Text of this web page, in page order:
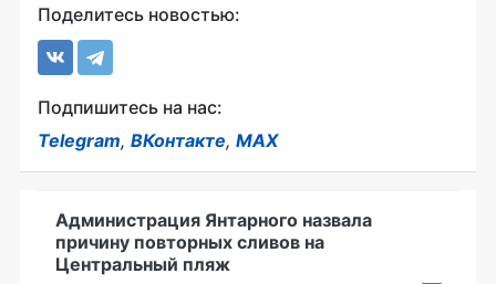
Поделитесь новостью:
Подпишитесь на нас:
Telegram, ВКонтакте, MAX
Администрация Янтарного назвала
причину повторных сливов на
Центральный пляж